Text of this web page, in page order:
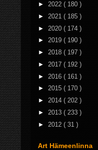
► 2022 ( 180 )
► 2021 ( 185 )
► 2020 ( 174 )
► 2019 ( 190 )
► 2018 ( 197 )
► 2017 ( 192 )
► 2016 ( 161 )
► 2015 ( 170 )
► 2014 ( 202 )
► 2013 ( 233 )
► 2012 ( 31 )
Art Hämeenlinna